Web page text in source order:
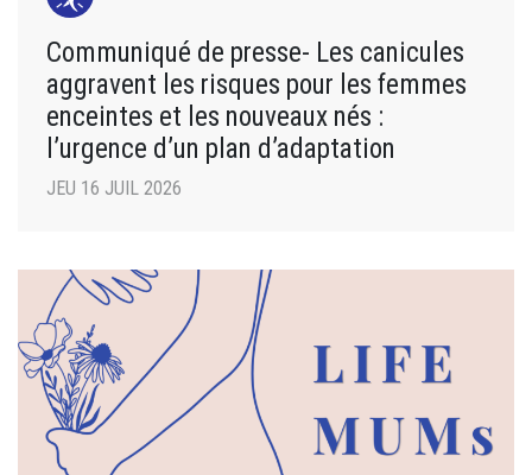
Communiqué de presse- Les canicules
aggravent les risques pour les femmes
enceintes et les nouveaux nés :
l’urgence d’un plan d’adaptation
JEU 16 JUIL 2026